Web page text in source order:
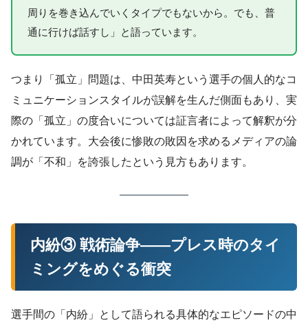
周りを巻き込んでいくタイプでもないから。でも、普
通に行けば話すし」と語っています。
つまり「孤立」問題は、中田英寿という選手の個人的なコ
ミュニケーションスタイルが誤解を生んだ側面もあり、実
際の「孤立」の度合いについては証言者によって解釈が分
かれています。大会後に惨敗の敗因を求めるメディアの論
調が「不和」を誇張したという見方もあります。
内紛③ 戦術論争——プレス時のタイ
ミングをめぐる衝突
選手間の「内紛」として語られる具体的なエピソードの中